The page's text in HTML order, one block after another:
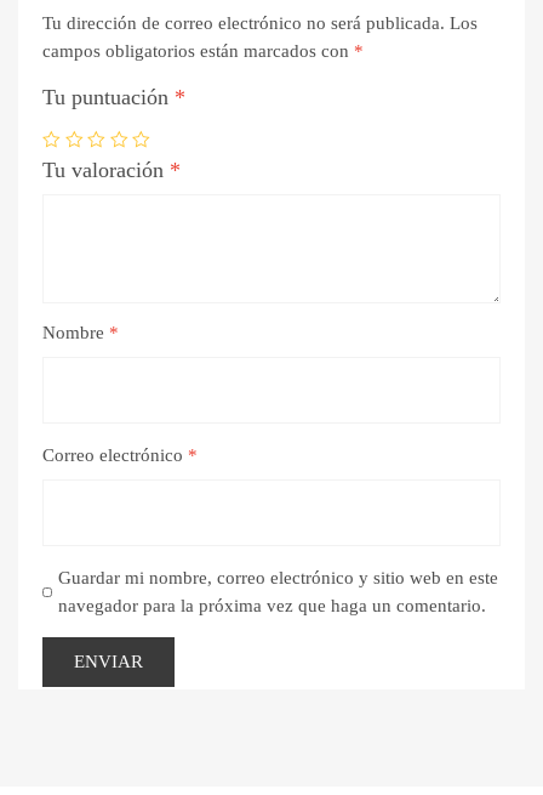
Tu dirección de correo electrónico no será publicada. Los
campos obligatorios están marcados con *
Tu puntuación *
Tu valoración *
Nombre *
Correo electrónico *
Guardar mi nombre, correo electrónico y sitio web en este
navegador para la próxima vez que haga un comentario.